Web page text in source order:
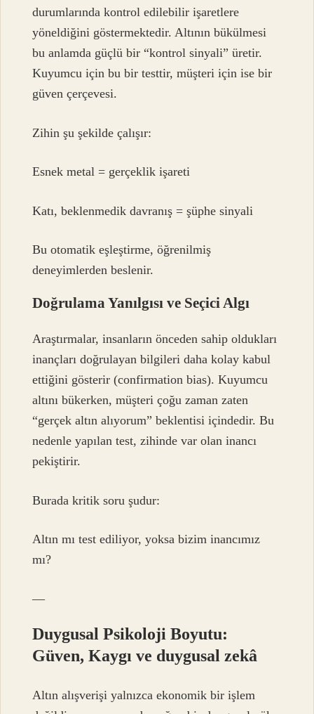
durumlarında kontrol edilebilir işaretlere
yöneldiğini göstermektedir. Altının bükülmesi
bu anlamda güçlü bir “kontrol sinyali” üretir.
Kuyumcu için bu bir testtir, müşteri için ise bir
güven çerçevesi.
Zihin şu şekilde çalışır:
Esnek metal = gerçeklik işareti
Katı, beklenmedik davranış = şüphe sinyali
Bu otomatik eşleştirme, öğrenilmiş
deneyimlerden beslenir.
Doğrulama Yanılgısı ve Seçici Algı
Araştırmalar, insanların önceden sahip oldukları
inançları doğrulayan bilgileri daha kolay kabul
ettiğini gösterir (confirmation bias). Kuyumcu
altını bükerken, müşteri çoğu zaman zaten
“gerçek altın alıyorum” beklentisi içindedir. Bu
nedenle yapılan test, zihinde var olan inancı
pekiştirir.
Burada kritik soru şudur:
Altın mı test ediliyor, yoksa bizim inancımız
mı?
—
Duygusal Psikoloji Boyutu:
Güven, Kaygı ve duygusal zekâ
Altın alışverişi yalnızca ekonomik bir işlem